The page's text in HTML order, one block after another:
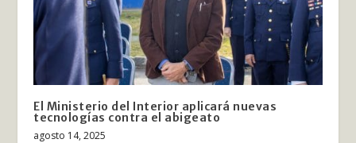
El Ministerio del Interior aplicará nuevas
tecnologías contra el abigeato
agosto 14, 2025